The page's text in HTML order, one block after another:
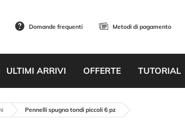
Domande frequenti Metodi di pagamento
ULTIMI ARRIVI OFFERTE TUTORIAL
Pennelli spugna tondi piccoli 6 pz